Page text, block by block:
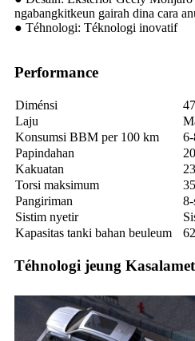
ngabangkitkeun gairah dina cara
● Téhnologi: Téknologi inovatif
Performance
Diménsi
Laju
Konsumsi BBM per 100 km
Papindahan
Kakuatan
Torsi maksimum
Pangiriman
Sistim nyetir
Kapasitas tanki bahan beuleum
Téhnologi jeung